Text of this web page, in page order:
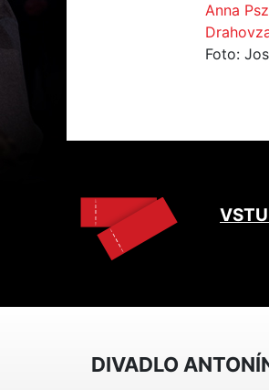
Anna
Foto:
DIVADLO